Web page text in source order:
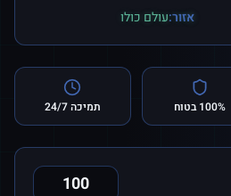
אזור:עולם כולו
100% בטוח תמיכה 24/7